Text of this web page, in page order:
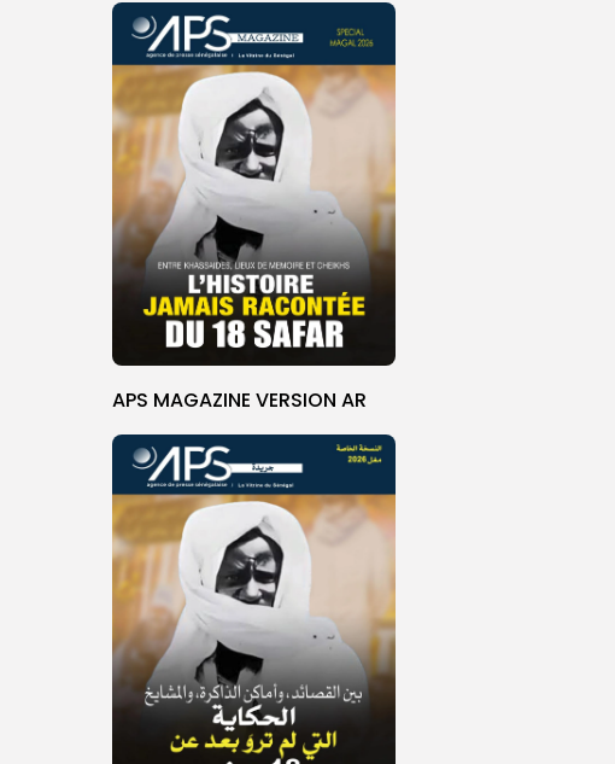
APS MAGAZINE VERSION AR